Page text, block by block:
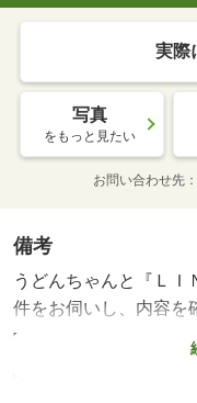
実際
写真
をもっと見たい
お問い合わせ先
備考
うどんちゃんと『Ｌ
件をお伺いし、内容を
駄な内覧やしつこい営
いいかわからない」